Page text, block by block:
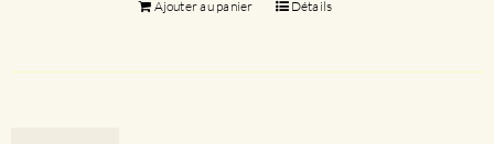
Ajouter au panier Détails